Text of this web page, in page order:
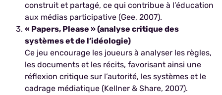
construit et partagé, ce qui contribue à l’éducation
aux médias participative (Gee, 2007).
« Papers, Please » (analyse critique des
systèmes et de l’idéologie)
Ce jeu encourage les joueurs à analyser les règles,
les documents et les récits, favorisant ainsi une
réflexion critique sur l’autorité, les systèmes et le
cadrage médiatique (Kellner & Share, 2007).